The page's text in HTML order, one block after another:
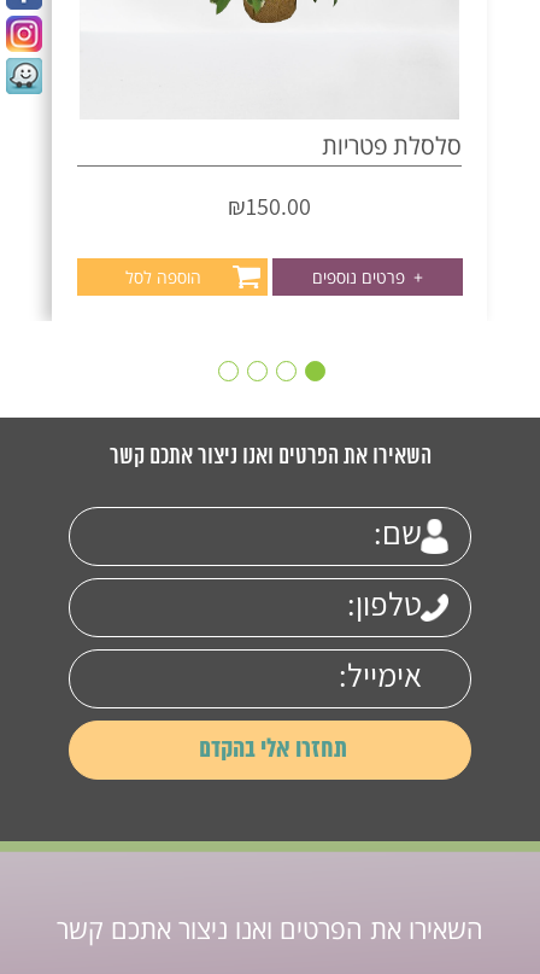
סלסלת פטריות
₪150.00
+ פרטים נוספים הוספה לסל
השאירו את הפרטים ואנו ניצור אתכם קשר
השאירו את הפרטים ואנו ניצור אתכם קשר